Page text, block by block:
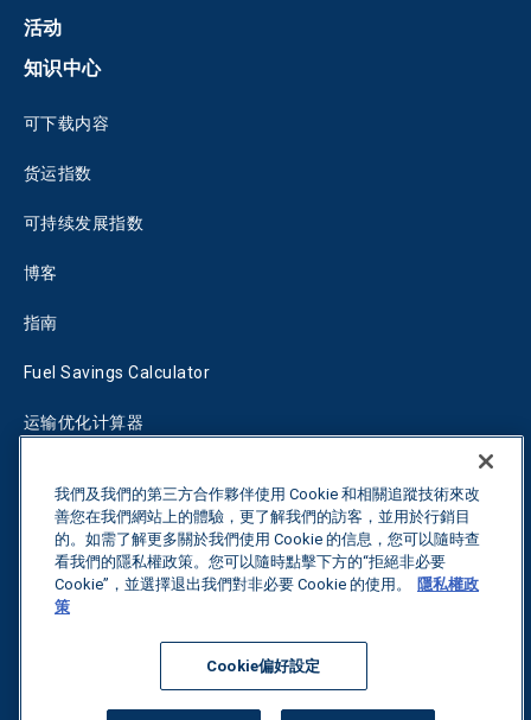
活动
知识中心
可下载内容
货运指数
可持续发展指数
博客
指南
Fuel Savings Calculator
运输优化计算器
联系我们
我們及我們的第三方合作夥伴使用 Cookie 和相關追蹤技術來改
善您在我們網站上的體驗，更了解我們的訪客，並用於行銷目
的。如需了解更多關於我們使用 Cookie 的信息，您可以隨時查
看我們的隱私權政策。您可以隨時點擊下方的“拒絕非必要
Cookie”，並選擇退出我們對非必要 Cookie 的使用。
隱私權政
策
Cookie偏好設定